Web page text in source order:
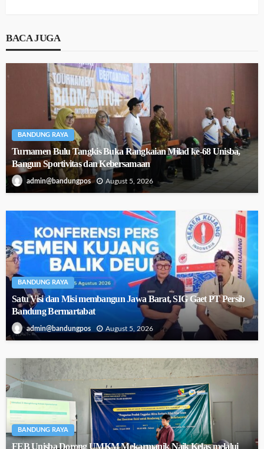
BACA JUGA
BANDUNG RAYA
Turnamen Bulu Tangkis Buka Rangkaian Milad ke-68 Unisba,
Bangun Sportivitas dan Kebersamaan
admin@bandungpos August 5, 2026
BANDUNG RAYA
Satu Visi dan Misi membangun Jawa Barat, SIG Gaet PT Persib
Bandung Bermartabat
admin@bandungpos August 5, 2026
BANDUNG RAYA
FEB Unisba Dorong UMKM Mekarmanik Naik Kelas melalui